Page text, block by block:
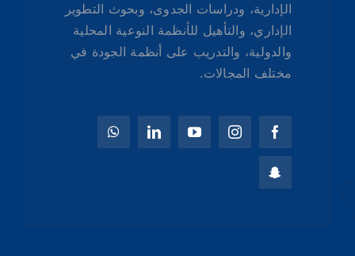
الإدارية، ودراسات الجدوى، وبحوث التطوير
الإداري، والتأهيل للأنظمة النوعية المحلية
والدولية، والتدريب على أنظمة الجودة في
مختلف المجالات.